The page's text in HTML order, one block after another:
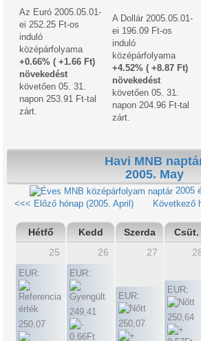
Az Euró 2005.05.01-
ei 252.25 Ft-os
induló
középárfolyama
+0.66% ( +1.66 Ft)
növekedést
követően 05. 31.
napon 253.91 Ft-tal
zárt.
A Dollár 2005.05.01-
ei 196.09 Ft-os
induló
középárfolyama
+4.52% ( +8.87 Ft)
növekedést
követően 05. 31.
napon 204.96 Ft-tal
zárt.
Havi MNB
2005. May
2005
<<< Előző hónap (2005. April)
Következő
Hétfő Kedd Szerda Csüt.
25
EUR:
250,07
26
EUR:
249,41
27
EUR:
250,07
EUR:
250,64